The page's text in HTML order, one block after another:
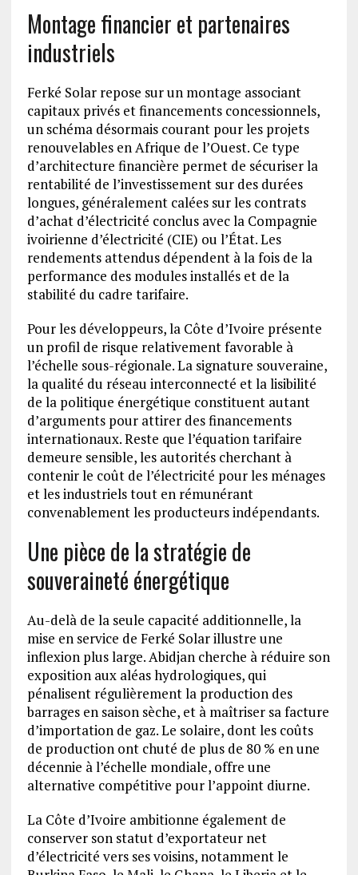
Montage financier et partenaires
industriels
Ferké Solar repose sur un montage associant
capitaux privés et financements concessionnels,
un schéma désormais courant pour les projets
renouvelables en Afrique de l’Ouest. Ce type
d’architecture financière permet de sécuriser la
rentabilité de l’investissement sur des durées
longues, généralement calées sur les contrats
d’achat d’électricité conclus avec la Compagnie
ivoirienne d’électricité (CIE) ou l’État. Les
rendements attendus dépendent à la fois de la
performance des modules installés et de la
stabilité du cadre tarifaire.
Pour les développeurs, la Côte d’Ivoire présente
un profil de risque relativement favorable à
l’échelle sous-régionale. La signature souveraine,
la qualité du réseau interconnecté et la lisibilité
de la politique énergétique constituent autant
d’arguments pour attirer des financements
internationaux. Reste que l’équation tarifaire
demeure sensible, les autorités cherchant à
contenir le coût de l’électricité pour les ménages
et les industriels tout en rémunérant
convenablement les producteurs indépendants.
Une pièce de la stratégie de
souveraineté énergétique
Au-delà de la seule capacité additionnelle, la
mise en service de Ferké Solar illustre une
inflexion plus large. Abidjan cherche à réduire son
exposition aux aléas hydrologiques, qui
pénalisent régulièrement la production des
barrages en saison sèche, et à maîtriser sa facture
d’importation de gaz. Le solaire, dont les coûts
de production ont chuté de plus de 80 % en une
décennie à l’échelle mondiale, offre une
alternative compétitive pour l’appoint diurne.
La Côte d’Ivoire ambitionne également de
conserver son statut d’exportateur net
d’électricité vers ses voisins, notamment le